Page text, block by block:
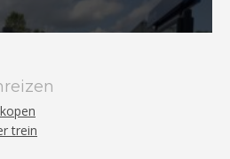
trein